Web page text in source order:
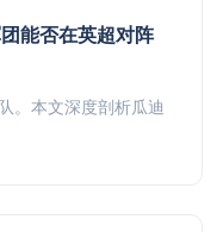
能否在英超对阵
。本文深度剖析瓜迪